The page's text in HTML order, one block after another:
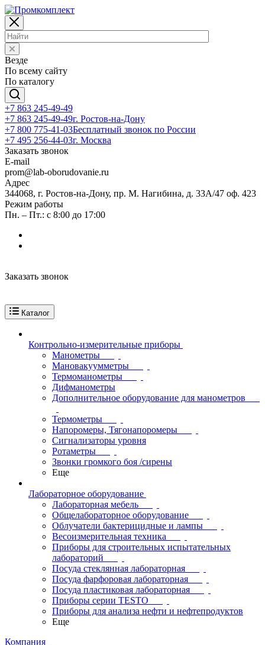
Везде
По всему сайту
По каталогу
+7 863 245-49-49
+7 863 245-49-49г. Ростов-на-Дону
+7 800 775-41-03Бесплатный звонок по России
+7 495 256-44-03г. Москва
Заказать звонок
E-mail
prom@lab-oborudovanie.ru
Адрес
344068, г. Ростов-на-Дону, пр. М. Нагибина, д. 33А/47 оф. 423
Режим работы
Пн. – Пт.: с 8:00 до 17:00
Заказать звонок
Каталог
Контрольно-измерительные приборы
Манометры
Мановакуумметры
Термоманометры
Дифманометры
Дополнительное оборудование для манометров
Термометры
Напоромеры, Тягонапоромеры
Сигнализаторы уровня
Ротаметры
Звонки громкого боя /сирены
Еще
Лабораторное оборудование
Лабораторная мебель
Общелабораторное оборудование
Облучатели бактерицидные и лампы
Весоизмерительная техника
Приборы для строительных испытательных
лабораторий
Посуда стеклянная лабораторная
Посуда фарфоровая лабораторная
Посуда пластиковая лабораторная
Приборы серии TESTO
Приборы для анализа нефти и нефтепродуктов
Еще
Компания